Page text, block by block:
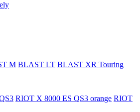
M BLAST LT BLAST XR Touring
RIOT X 8000 ES QS3 orange RIOT